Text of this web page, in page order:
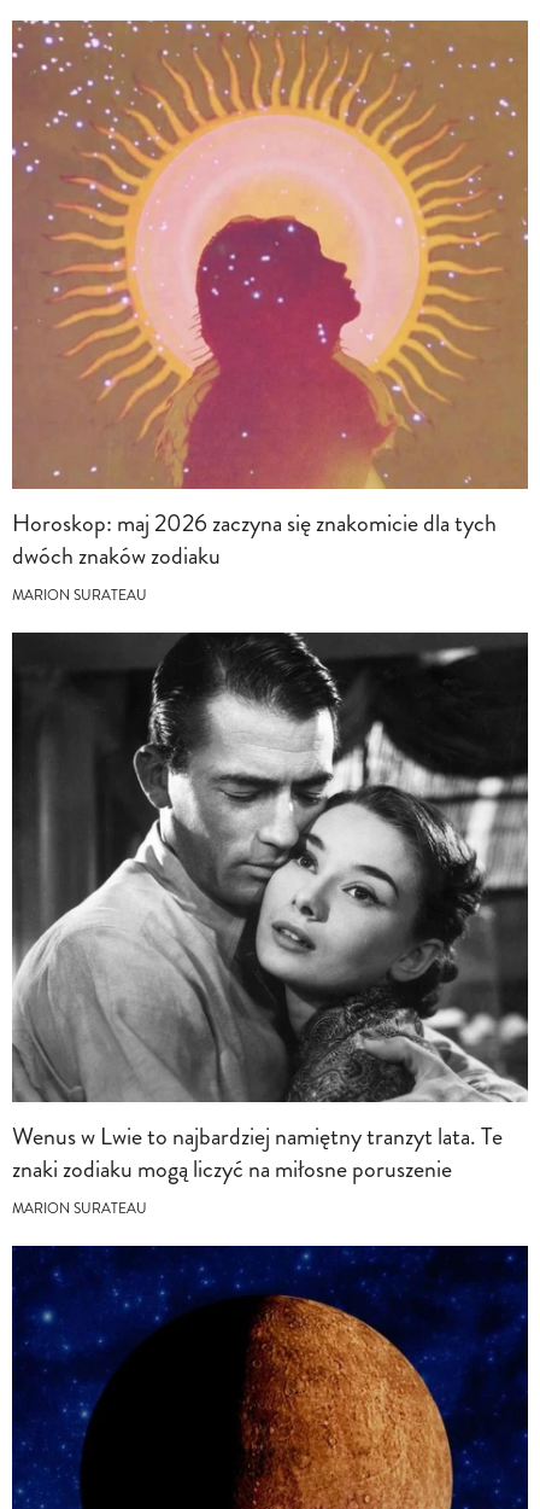
Horoskop: maj 2026 zaczyna się znakomicie dla tych
dwóch znaków zodiaku
MARION SURATEAU
Wenus w Lwie to najbardziej namiętny tranzyt lata. Te
znaki zodiaku mogą liczyć na miłosne poruszenie
MARION SURATEAU